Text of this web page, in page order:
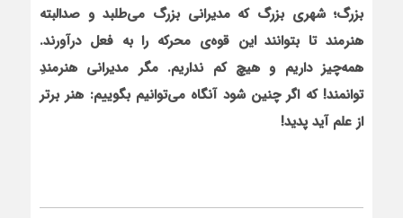
بزرگ؛ شهری بزرگ که مدیرانی بزرگ می‌طلبد و صدالبته
هنرمند تا بتوانند این قوه‌ی محرکه را به فعل درآورند.
همه‌چیز داریم و هیچ کم نداریم. مگر مدیرانی هنرمندِ
توانمند! که اگر چنین شود آنگاه می‌توانیم بگوییم: هنر برتر
از علم آید پدید!